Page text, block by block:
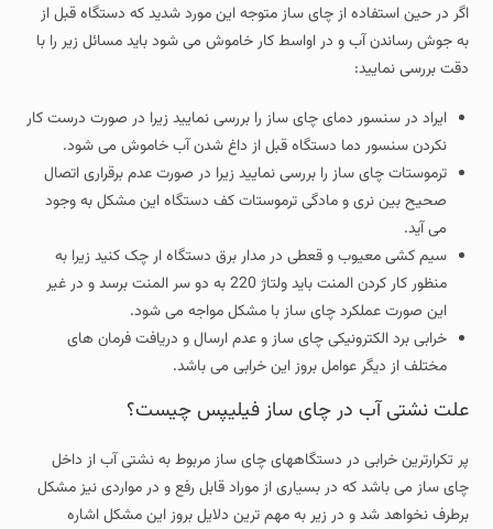
اگر در حین استفاده از چای ساز متوجه این مورد شدید که دستگاه قبل از
به جوش رساندن آب و در اواسط کار خاموش می شود باید مسائل زیر را با
دقت بررسی نمایید:
ایراد در سنسور دمای چای ساز را بررسی نمایید زیرا در صورت درست کار
نکردن سنسور دما دستگاه قبل از داغ شدن آب خاموش می شود.
ترموستات چای ساز را بررسی نمایید زیرا در صورت عدم برقراری اتصال
صحیح بین نری و مادگی ترموستات کف دستگاه این مشکل به وجود
می آید.
سیم کشی معیوب و قعطی در مدار برق دستگاه ار چک کنید زیرا به
منظور کار کردن المنت باید ولتاژ 220 به دو سر المنت برسد و در غیر
این صورت عملکرد چای ساز با مشکل مواجه می شود.
خرابی برد الکترونیکی چای ساز و عدم ارسال و دریافت فرمان های
مختلف از دیگر عوامل بروز این خرابی می باشد.
علت نشتی آب در چای ساز فیلیپس چیست؟
پر تکرارترین خرابی در دستگاههای چای ساز مربوط به نشتی آب از داخل
چای ساز می باشد که در بسیاری از موراد قابل رفع و در مواردی نیز مشکل
برطرف نخواهد شد و در زیر به مهم ترین دلایل بروز این مشکل اشاره